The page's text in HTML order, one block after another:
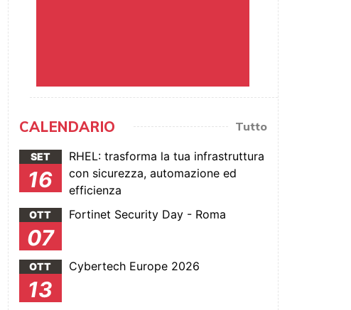
CALENDARIO Tutto
SET
16
RHEL: trasforma la tua infrastruttura
con sicurezza, automazione ed
efficienza
OTT
07
Fortinet Security Day - Roma
OTT
13
Cybertech Europe 2026